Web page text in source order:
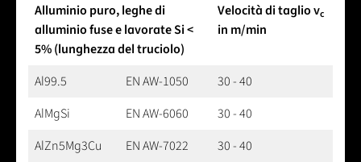
Alluminio puro, leghe di
alluminio fuse e lavorate Si <
5% (lunghezza del truciolo)
Velocità di taglio vc
in m/min
Al99.5 EN AW-1050
30 - 40
AlMgSi
EN AW-6060
30 - 40
AlZn5Mg3Cu
EN AW-7022
30 - 40